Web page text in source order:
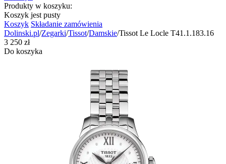
Produkty w koszyku:
Koszyk jest pusty
Koszyk Składanie zamówienia
Dolinski.pl/Zegarki/Tissot/Damskie/Tissot Le Locle T41.1.183.16
‍3 250‍ zł
Do koszyka